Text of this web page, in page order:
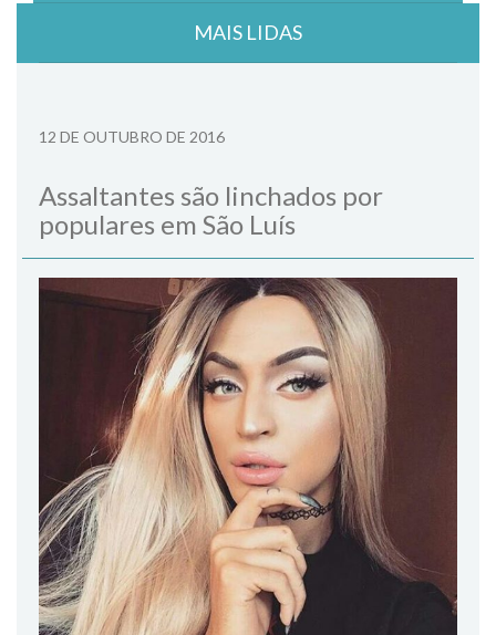
MAIS LIDAS
12 DE OUTUBRO DE 2016
Assaltantes são linchados por
populares em São Luís